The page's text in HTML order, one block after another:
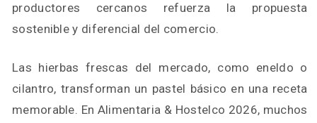
productores cercanos refuerza la propuesta
sostenible y diferencial del comercio.
Las hierbas frescas del mercado, como eneldo o
cilantro, transforman un pastel básico en una receta
memorable. En Alimentaria & Hostelco 2026, muchos